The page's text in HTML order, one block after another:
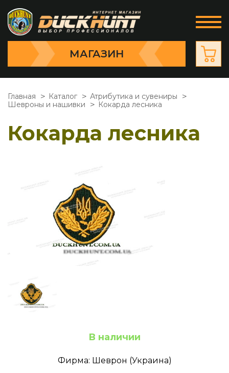
МАГАЗИН
Главная Каталог
Атрибутика и сувениры
Шевроны и нашивки
Кокарда лесника
Кокарда лесника
В наличии
Фирма: Шеврон (Украина)